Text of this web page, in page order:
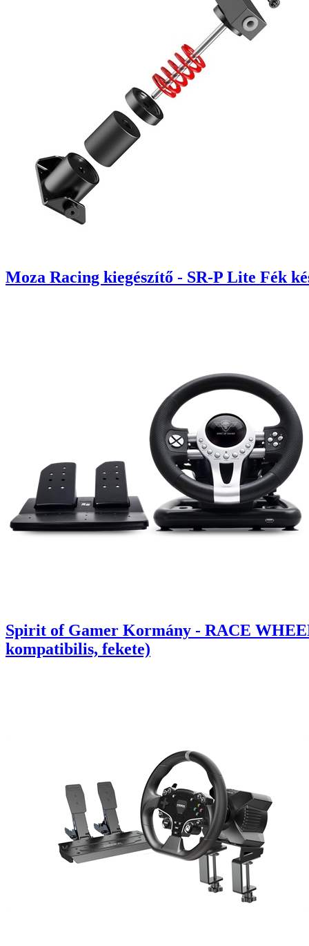
Moza Racing kiegészítő - SR-P Lite Fék
Spirit of Gamer Kormány - RACE
kompatibilis, fekete)